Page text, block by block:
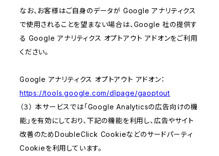
なお、お客様はご自身のデータが Google アナリティクス
で使用されることを望まない場合は、Google 社の提供す
る Google アナリティクス オプトアウト アドオンをご利用
ください。
Google アナリティクス オプトアウト アドオン：
https://tools.google.com/dlpage/gaoptout
（３） 本サービスでは「Google Analyticsの広告向けの機
能」を有効にしており、下記の機能を利用し、広告やサイト
改善のためDoubleClick Cookieなどのサードパーティ
Cookieを利用しています。